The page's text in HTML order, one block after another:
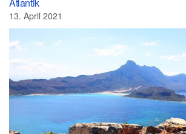
Atlantik
13. April 2021